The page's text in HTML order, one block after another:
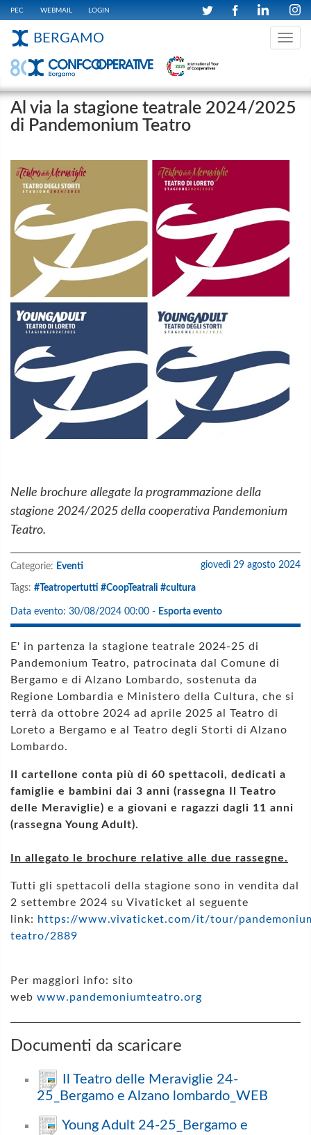
PEC WEBMAIL LOGIN
Toggle
BERGAMO
Al via la stagione teatrale 2024/2025
di Pandemonium Teatro
Nelle brochure allegate la programmazione della
stagione 2024/2025 della cooperativa Pandemonium
Teatro.
giovedì 29 agosto 2024
Categorie: Eventi
Tags: #Teatropertutti #CoopTeatrali #cultura
Data evento: 30/08/2024 00:00 - Esporta evento
E' in partenza la stagione teatrale 2024-25 di
Pandemonium Teatro, patrocinata dal Comune di
Bergamo e di Alzano Lombardo, sostenuta da
Regione Lombardia e Ministero della Cultura, che si
terrà da ottobre 2024 ad aprile 2025 al Teatro di
Loreto a Bergamo e al Teatro degli Storti di Alzano
Lombardo.
Il cartellone conta più di 60 spettacoli, dedicati a
famiglie e bambini dai 3 anni (rassegna Il Teatro
delle Meraviglie) e a giovani e ragazzi dagli 11 anni
(rassegna Young Adult).
In allegato le brochure relative alle due rassegne.
Tutti gli spettacoli della stagione sono in vendita dal
2 settembre 2024 su Vivaticket al seguente
link: https://www.vivaticket.com/it/tour/
teatro/2889
Per maggiori info: sito
web www.pandemoniumteatro.org
Documenti da scaricare
Il Teatro delle Meraviglie 24-
25_Bergamo e Alzano lombardo_WEB
Young Adult 24-25_Bergamo e